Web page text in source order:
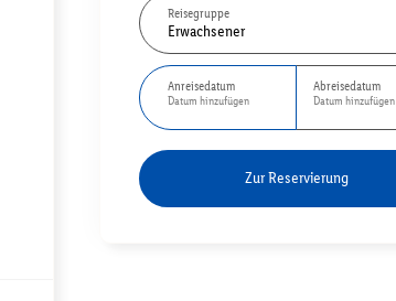
Reisegruppe
Erwachsener
Anreisedatum
Datum hinzufügen
Abreisedatum
Datum hinzufügen
Zur Reservierung